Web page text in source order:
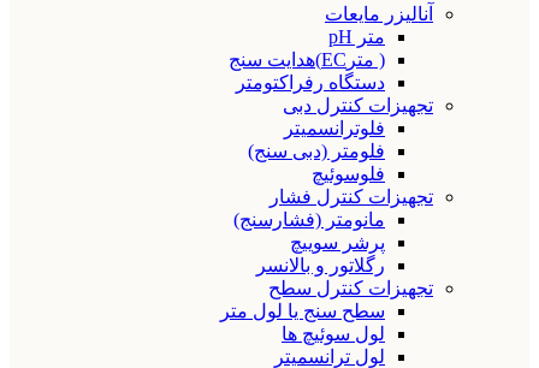
آنالیزر مایعات
متر pH
( مترEC)هدایت سنج
دستگاه رفراکتومتر
تجهیزات کنترل دبی
فلوترانسمیتر
فلومتر (دبی سنج)
فلوسوئیچ
تجهیزات کنترل فشار
مانومتر (فشارسنج)
پرشر سوییچ
رگلاتور و بالانسر
تجهیزات کنترل سطح
سطح سنج یا لول متر
لول سوئیچ ها
لول ترانسمیتر